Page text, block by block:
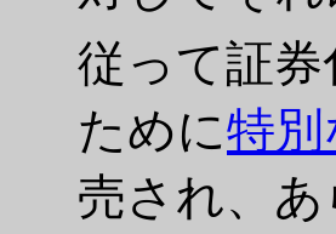
従って証
ために特別
売され、